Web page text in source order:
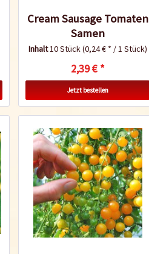
Cream Sausage Tomaten
Samen
Inhalt10 Stück(0,24 € * / 1 Stück)
2,39 € *
Jetzt bestellen